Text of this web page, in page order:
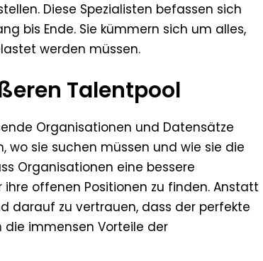
Diese Spezialisten befassen sich
bis Ende. Sie kümmern sich um alles,
werden müssen.
Talentpool
Organisationen und Datensätze
wo sie suchen müssen und wie sie die
Organisationen eine bessere
offenen Positionen zu finden. Anstatt
darauf zu vertrauen, dass der perfekte
die immensen Vorteile der